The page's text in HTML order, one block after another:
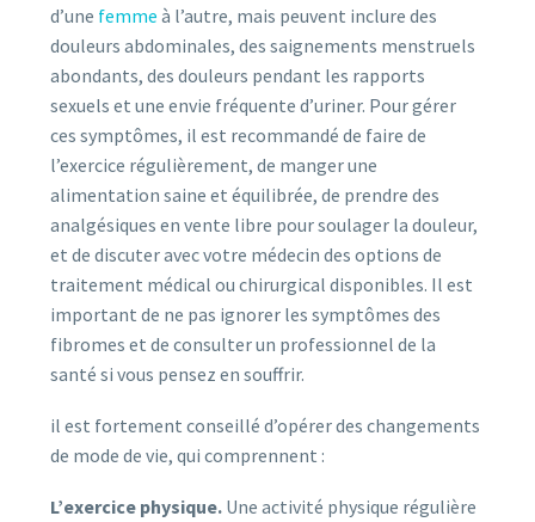
d’une femme à l’autre, mais peuvent inclure des
douleurs abdominales, des saignements menstruels
abondants, des douleurs pendant les rapports
sexuels et une envie fréquente d’uriner. Pour gérer
ces symptômes, il est recommandé de faire de
l’exercice régulièrement, de manger une
alimentation saine et équilibrée, de prendre des
analgésiques en vente libre pour soulager la douleur,
et de discuter avec votre médecin des options de
traitement médical ou chirurgical disponibles. Il est
important de ne pas ignorer les symptômes des
fibromes et de consulter un professionnel de la
santé si vous pensez en souffrir.
il est fortement conseillé d’opérer des changements
de mode de vie, qui comprennent :
L’exercice physique. Une activité physique régulière